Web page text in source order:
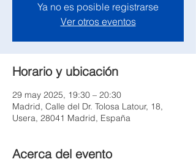
Ya no es posible registrarse
Ver otros eventos
Horario y ubicación
29 may 2025, 19:30 – 20:30
Madrid, Calle del Dr. Tolosa Latour, 18,
Usera, 28041 Madrid, España
Acerca del evento